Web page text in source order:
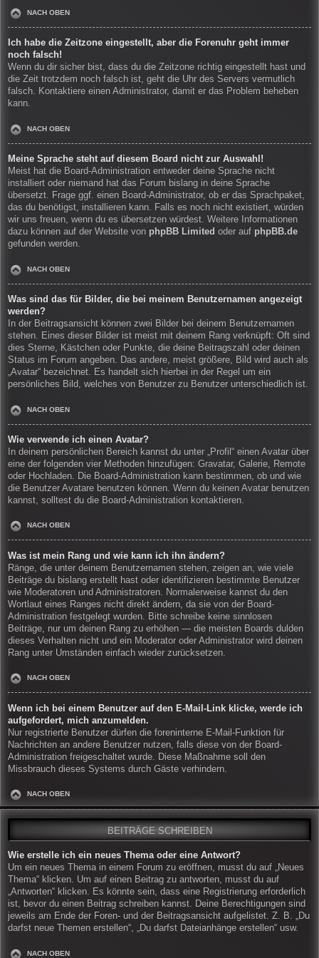
NACH OBEN
Ich habe die Zeitzone eingestellt, aber die Forenuhr geht immer
noch falsch!
Wenn du dir sicher bist, dass du die Zeitzone richtig eingestellt hast und
die Zeit trotzdem noch falsch ist, geht die Uhr des Servers vermutlich
falsch. Kontaktiere einen Administrator, damit er das Problem beheben
kann.
NACH OBEN
Meine Sprache steht auf diesem Board nicht zur Auswahl!
Meist hat die Board-Administration entweder deine Sprache nicht
installiert oder niemand hat das Forum bislang in deine Sprache
übersetzt. Frage ggf. einen Board-Administrator, ob er das Sprachpaket,
das du benötigst, installieren kann. Falls es noch nicht existiert, würden
wir uns freuen, wenn du es übersetzen würdest. Weitere Informationen
dazu können auf der Website von phpBB Limited oder auf phpBB.de
gefunden werden.
NACH OBEN
Was sind das für Bilder, die bei meinem Benutzernamen angezeigt
werden?
In der Beitragsansicht können zwei Bilder bei deinem Benutzernamen
stehen. Eines dieser Bilder ist meist mit deinem Rang verknüpft: Oft sind
dies Sterne, Kästchen oder Punkte, die deine Beitragszahl oder deinen
Status im Forum angeben. Das andere, meist größere, Bild wird auch als
„Avatar“ bezeichnet. Es handelt sich hierbei in der Regel um ein
persönliches Bild, welches von Benutzer zu Benutzer unterschiedlich ist.
NACH OBEN
Wie verwende ich einen Avatar?
In deinem persönlichen Bereich kannst du unter „Profil“ einen Avatar über
eine der folgenden vier Methoden hinzufügen: Gravatar, Galerie, Remote
oder Hochladen. Die Board-Administration kann bestimmen, ob und wie
die Benutzer Avatare benutzen können. Wenn du keinen Avatar benutzen
kannst, solltest du die Board-Administration kontaktieren.
NACH OBEN
Was ist mein Rang und wie kann ich ihn ändern?
Ränge, die unter deinem Benutzernamen stehen, zeigen an, wie viele
Beiträge du bislang erstellt hast oder identifizieren bestimmte Benutzer
wie Moderatoren und Administratoren. Normalerweise kannst du den
Wortlaut eines Ranges nicht direkt ändern, da sie von der Board-
Administration festgelegt wurden. Bitte schreibe keine sinnlosen
Beiträge, nur um deinen Rang zu erhöhen — die meisten Boards dulden
dieses Verhalten nicht und ein Moderator oder Administrator wird deinen
Rang unter Umständen einfach wieder zurücksetzen.
NACH OBEN
Wenn ich bei einem Benutzer auf den E-Mail-Link klicke, werde ich
aufgefordert, mich anzumelden.
Nur registrierte Benutzer dürfen die foreninterne E-Mail-Funktion für
Nachrichten an andere Benutzer nutzen, falls diese von der Board-
Administration freigeschaltet wurde. Diese Maßnahme soll den
Missbrauch dieses Systems durch Gäste verhindern.
NACH OBEN
BEITRÄGE SCHREIBEN
Wie erstelle ich ein neues Thema oder eine Antwort?
Um ein neues Thema in einem Forum zu eröffnen, musst du auf „Neues
Thema“ klicken. Um auf einen Beitrag zu antworten, musst du auf
„Antworten“ klicken. Es könnte sein, dass eine Registrierung erforderlich
ist, bevor du einen Beitrag schreiben kannst. Deine Berechtigungen sind
jeweils am Ende der Foren- und der Beitragsansicht aufgelistet. Z. B. „Du
darfst neue Themen erstellen“, „Du darfst Dateianhänge erstellen“ usw.
NACH OBEN